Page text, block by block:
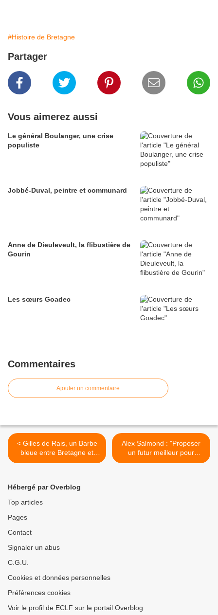
#Histoire de Bretagne
Partager
Vous aimerez aussi
Le général Boulanger, une crise
populiste
Jobbé-Duval, peintre et communard
Anne de Dieuleveult, la flibustière de
Gourin
Les sœurs Goadec
Commentaires
Ajouter un commentaire
< Gilles de Rais, un Barbe
bleue entre Bretagne et
Vendée
Alex Salmond : "Proposer
un futur meilleur pour
l'Ecosse" >
Hébergé par Overblog
Top articles
Pages
Contact
Signaler un abus
C.G.U.
Cookies et données personnelles
Préférences cookies
Voir le profil de ECLF sur le portail Overblog